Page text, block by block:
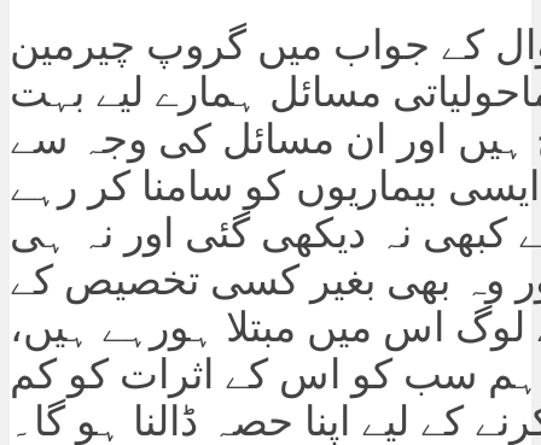
کے جواب میں گروپ چیرمین
مسائل ہمارے لیے بہت
ہیں اور ان مسائل کی وجہ سے
بیماریوں کو سامنا کر رہے
کبھی نہ دیکھی گئی اور نہ ہی
وہ بھی بغیر کسی تخصیص کے
اس میں مبتلا ہورہے ہیں،
سب کو اس کے اثرات کو کم
کے لیے اپنا حصہ ڈالنا ہو گا۔